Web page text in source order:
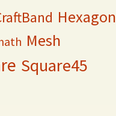
Hexagon
Mesh
Square45